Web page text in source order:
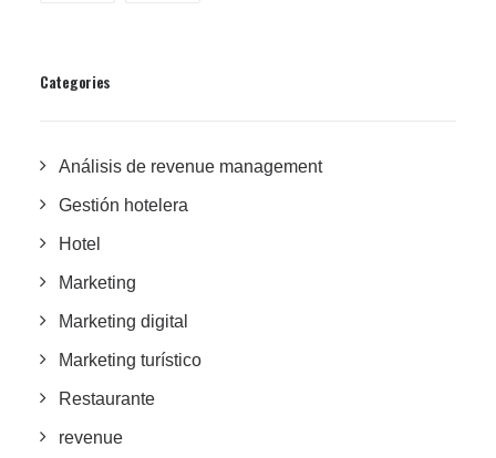
Categories
Análisis de revenue management
Gestión hotelera
Hotel
Marketing
Marketing digital
Marketing turístico
Restaurante
revenue